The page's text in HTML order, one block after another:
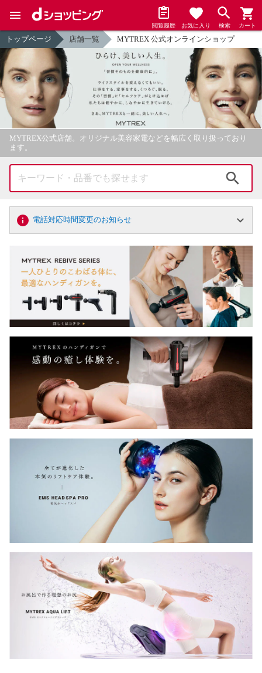
閲覧履歴 お気に入り 検索 カート
トップページ 店舗一覧 MYTREX 公式オンラインショップ
MYTREX公式店舗。オリジナル美容家電などを幅広く取り扱っており
ます。
電話対応時間変更のお知らせ